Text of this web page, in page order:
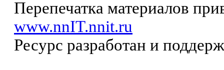
Перепечатка материалов
www.nnIT.nnit.ru
Ресурс разработан и